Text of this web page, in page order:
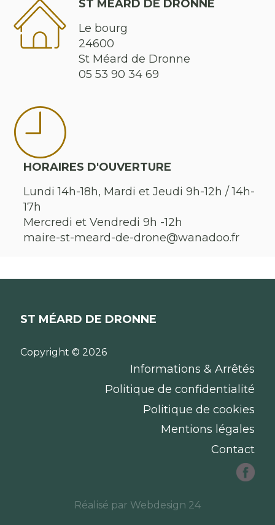
ST MÉARD DE DRONNE
Le bourg
24600
St Méard de Dronne
05 53 90 34 69
HORAIRES D'OUVERTURE
Lundi 14h-18h, Mardi et Jeudi 9h-12h / 14h-
17h
Mercredi et Vendredi 9h -12h
maire-st-meard-de-drone@wanadoo.fr
ST MÉARD DE DRONNE
Copyright © 2026
Informations & Arrêtés
Politique de confidentialité
Politique de cookies
Mentions légales
Contact
Réalisé par Webdesign 24